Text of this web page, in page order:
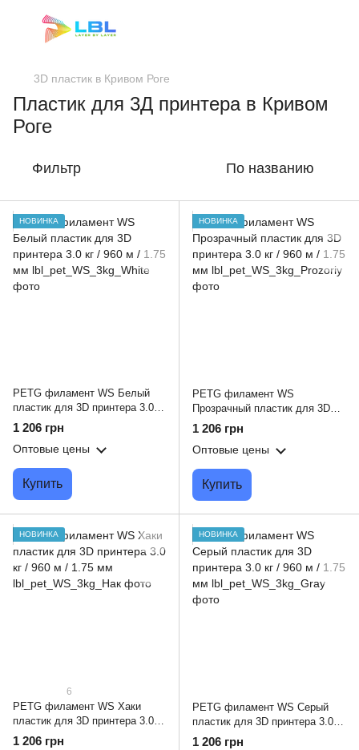
3D пластик в Кривом Роге
Пластик для 3Д принтера в Кривом
Роге
Фильтр По названию
НОВИНКА
PETG филамент WS Белый
пластик для 3D принтера 3.0 кг
/ 960 м / 1.75 мм
1 206 грн
Оптовые цены
Купить
НОВИНКА
PETG филамент WS
Прозрачный пластик для 3D
принтера 3.0 кг / 960 м / 1.75
1 206 грн
Оптовые цены
Купить
НОВИНКА
6
PETG филамент WS Хаки
пластик для 3D принтера 3.0 кг
/ 960 м / 1.75 мм
1 206 грн
НОВИНКА
PETG филамент WS Серый
пластик для 3D принтера 3.0 кг
/ 960 м / 1.75 мм
1 206 грн